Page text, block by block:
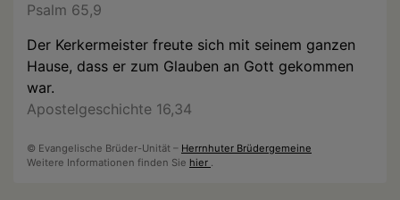
Psalm 65,9
Der Kerkermeister freute sich mit seinem ganzen
Hause, dass er zum Glauben an Gott gekommen
war.
Apostelgeschichte 16,34
© Evangelische Brüder-Unität – Herrnhuter Brüdergemeine
Weitere Informationen finden Sie hier .